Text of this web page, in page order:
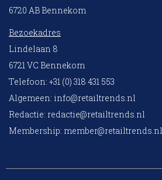
6720 AB Bennekom
Bezoekadres
Lindelaan 8
6721 VC Bennekom
Telefoon: +31 (0) 318 431 553
Algemeen: info@retailtrends.nl
Redactie: redactie@retailtrends.nl
Membership: member@retailtrends.nl